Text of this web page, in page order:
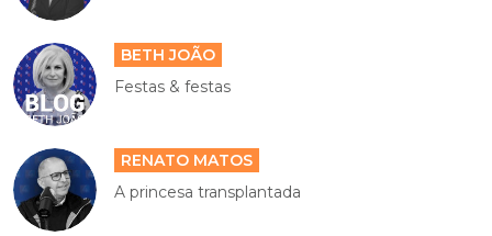
BETH JOÃO
Festas & festas
RENATO MATOS
A princesa transplantada